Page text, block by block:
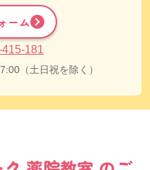
ーム
181
（土日祝を除く）